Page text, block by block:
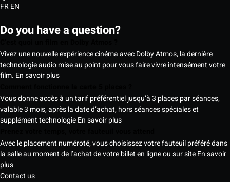
FREN
Do you have a question?
Vivez une nouvelle expérience cinéma avec Dolby Atmos, la dernière
technologie audio mise au point pour vous faire vivre intensément votre
film. En savoir plus
Vous donne accès à un tarif préférentiel jusqu’à 3 places par séances,
valable 3 mois, après la date d’achat, hors séances spéciales et
supplément technologieEn savoir plus
Avec le placement numéroté, vous choisissez votre fauteuil préféré dans
la salle au moment de l’achat de votre billet en ligne ou sur siteEn savoir
plus
Contact us